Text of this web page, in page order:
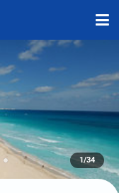
1/34